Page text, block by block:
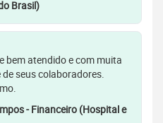
Brasil)
bem atendido e com muita
seus colaboradores.
- Financeiro (Hospital e